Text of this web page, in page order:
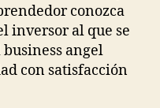
conozca
inversor al que se
angel
con satisfacción